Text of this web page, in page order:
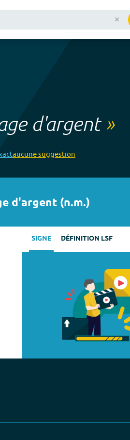
d'argent»
aucunesuggestion
d'argent(n.m.)
SIGNE DÉFINITION LSF